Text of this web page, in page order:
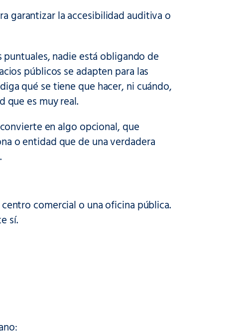
garantizar la accesibilidad auditiva o
nadie está obligando de
públicos se adapten para las
qué se tiene que hacer, ni cuándo,
que es muy real.
en algo opcional, que
o entidad que de una verdadera
comercial o una oficina pública.
sí.